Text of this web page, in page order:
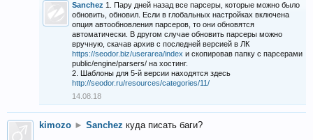
Sanchez 1. Пару дней назад все парсеры, которые можно было
обновить, обновил. Если в глобальных настройках включена
опция автообновления парсеров, то они обновятся
автоматически. В другом случае обновить парсеры можно
вручную, скачав архив с последней версией в ЛК
https://seodor.biz/userarea/index и скопировав папку с парсерами
public/engine/parsers/ на хостинг.
2. Шаблоны для 5-й версии находятся здесь
http://seodor.ru/resources/categories/11/
14.08.18
kimozo ► Sanchez куда писать баги?